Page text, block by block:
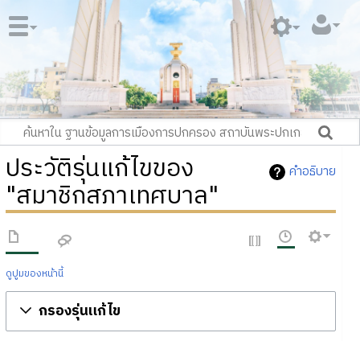
คำอธิบาย
ประวัติรุ่นแก้ไขของ
"สมาชิกสภาเทศบาล"
ดูปูมของหน้านี้
กรองรุ่นแก้ไข